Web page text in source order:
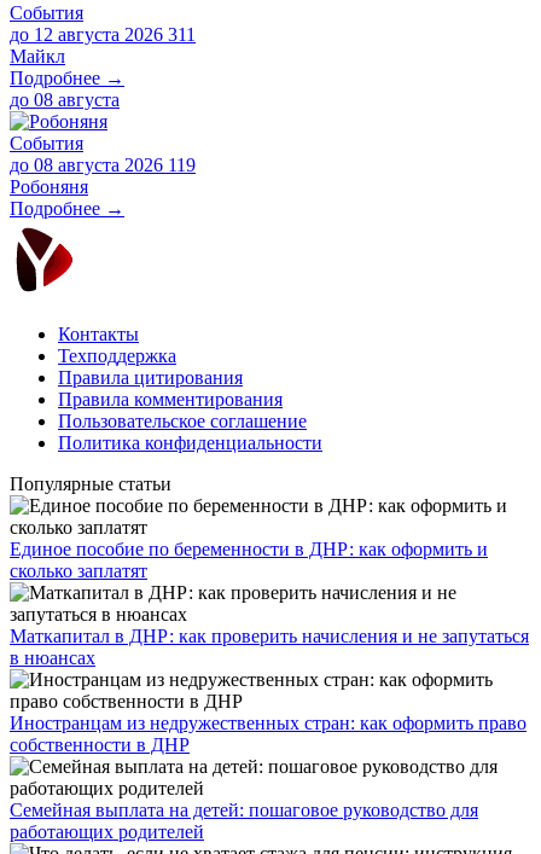
События
до 12 августа 2026 311
Майкл
Подробнее →
до 08 августа
События
до 08 августа 2026 119
Робоняня
Подробнее →
Контакты
Техподдержка
Правила цитирования
Правила комментирования
Пользовательское соглашение
Политика конфиденциальности
Популярные статьи
Единое пособие по беременности в ДНР: как оформить и
сколько заплатят
​Маткапитал в ДНР: как проверить начисления и не запутаться
в нюансах
Иностранцам из недружественных стран: как оформить право
собственности в ДНР
Семейная выплата на детей: пошаговое руководство для
работающих родителей